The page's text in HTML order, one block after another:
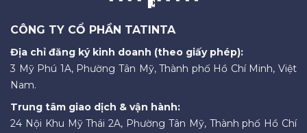
CÔNG TY CỔ PHẦN TATINTA
Địa chỉ đăng ký kinh doanh (theo giấy phép):
3 Mỹ Phú 1A, Phường Tân Mỹ, Thành phố Hồ Chí Minh, Việt
Nam.
Trung tâm giao dịch & vận hành:
24 Nội Khu Mỹ Thái 2A, Phường Tân Mỹ, Thành phố Hồ Chí